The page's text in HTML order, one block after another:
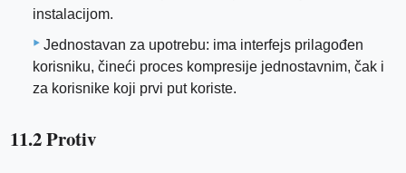
instalacijom.
Jednostavan za upotrebu: ima interfejs prilagođen
korisniku, čineći proces kompresije jednostavnim, čak i
za korisnike koji prvi put koriste.
11.2 Protiv